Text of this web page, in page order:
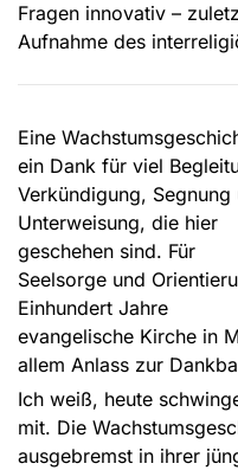
Fragen innovativ –
Aufnahme des
Eine
ein Dank für viel
Verkündigung, Segnung
Unterweisung, die hier
geschehen sind. Für
Seelsorge und
Einhundert Jahre
evangelische Kirche in
allem Anlass zur
Ich weiß, heute
mit. Die
ausgebremst in ihrer